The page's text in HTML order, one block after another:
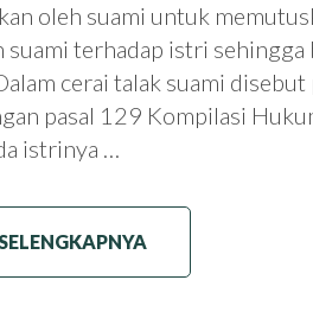
oleh suami untuk
suami terhadap istri
cerai talak suami
pasal 129 Kompilasi
istrinya …